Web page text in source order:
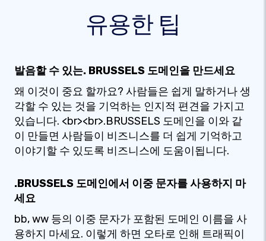
유용한 팁
발음할 수 있는. BRUSSELS 도메인을 만드세요
왜 이것이 중요 할까요? 사람들은 쉽게 말하거나 생
각할 수 있는 것을 기억하는 인지적 편견을 가지고
있습니다. <br><br>.BRUSSELS 도메인을 이와 같
이 만들면 사람들이 비즈니스를 더 쉽게 기억하고
이야기할 수 있도록 비즈니스에 도움이됩니다.
.BRUSSELS 도메인에서 이중 문자를 사용하지 마
세요
bb, ww 등의 이중 문자가 포함된 도메인 이름을 사
용하지 마세요. 이렇게 하면 오타로 인해 트래픽이